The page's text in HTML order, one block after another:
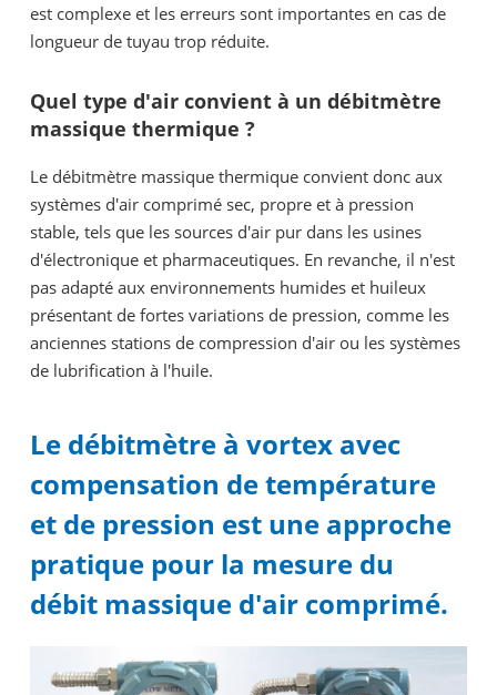
est complexe et les erreurs sont importantes en cas de
longueur de tuyau trop réduite.
Quel type d'air convient à un débitmètre
massique thermique ?
Le débitmètre massique thermique convient donc aux
systèmes d'air comprimé sec, propre et à pression
stable, tels que les sources d'air pur dans les usines
d'électronique et pharmaceutiques. En revanche, il n'est
pas adapté aux environnements humides et huileux
présentant de fortes variations de pression, comme les
anciennes stations de compression d'air ou les systèmes
de lubrification à l'huile.
Le débitmètre à vortex avec
compensation de température
et de pression est une approche
pratique pour la mesure du
débit massique d'air comprimé.